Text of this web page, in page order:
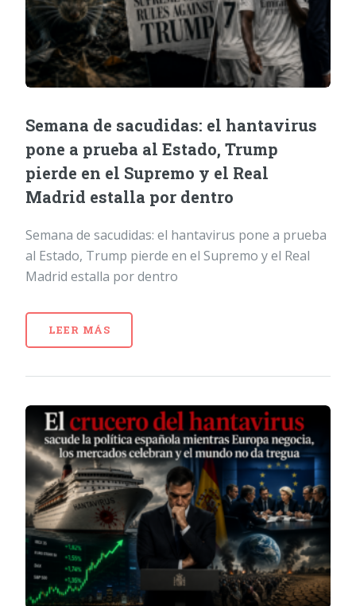
Semana de sacudidas: el hantavirus
pone a prueba al Estado, Trump
pierde en el Supremo y el Real
Madrid estalla por dentro
Semana de sacudidas: el hantavirus pone a prueba
al Estado, Trump pierde en el Supremo y el Real
Madrid estalla por dentro
LEER MÁS